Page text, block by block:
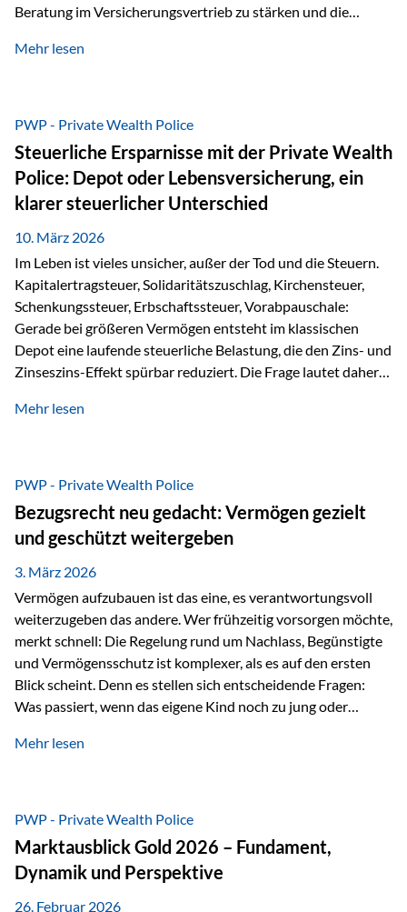
Beratung im Versicherungsvertrieb zu stärken und die
Personen transparent zu dokumentieren. Seit der
Stunden pro Jahr für vertrieblich tätige Personen in der
Versicherungsbranche. Über die Weiterbildungsdatenbank
von „gut beraten“ können absolvierte Bildungsmaßnahmen
zentral erfasst und dokumentiert werden. „gut beraten“
zertifiziert Als zertifizierter Bildungsanbieter können unsere
Webinare nun für die…
Mehr lesen
PWP - Private Wealth Police
Steuerliche Ersparnisse mit der Private Wealth
Police: Depot oder Lebensversicherung, ein
klarer steuerlicher Unterschied
10. März 2026
Im Leben ist vieles unsicher, außer der Tod und die Steuern.
Kapitalertragsteuer, Solidaritätszuschlag, Kirchensteuer,
Schenkungssteuer, Erbschaftssteuer, Vorabpauschale:
Gerade bei größeren Vermögen entsteht im klassischen
Depot eine laufende steuerliche Belastung, die den Zins- und
Zinseszins-Effekt spürbar reduziert. Die Frage lautet daher:
nicht laufend Kapital entziehen – sondern möglichst lange im
Privatdepot fallen an: Abgeltungssteuer Fondsbesteuerung
(Vorabpauschale, Teilfreistellung) Kein steuerlicher Abzug
der Vermögensverwaltungs-Gebühren /
Depotbankgebühren Jährliches Steuerreporting erforderlich
Zinsen, Dividenden und Kursgewinne werden laufend
besteuert.
Mehr lesen
PWP - Private Wealth Police
Bezugsrecht neu gedacht: Vermögen gezielt
und geschützt weitergeben
3. März 2026
Vermögen aufzubauen ist das eine, es verantwortungsvoll
weiterzugeben das andere. Wer frühzeitig vorsorgen möchte,
merkt schnell: Die Regelung rund um Nachlass, Begünstigte
und Vermögensschutz ist komplexer, als es auf den ersten
Blick scheint. Denn es stellen sich entscheidende Fragen:
Was passiert, wenn das eigene Kind noch zu jung oder
verwalten? Wie kann verhindert werden, dass Ex-Partner,
unbürokratisch übertragen, ohne ausschließlich auf ein
Testament angewiesen zu sein? Wenn klassische Lösungen
nicht ausreichen Traditionelle Nachlassregelungen stoßen
oft…
Mehr lesen
PWP - Private Wealth Police
Marktausblick Gold 2026 – Fundament,
Dynamik und Perspektive
26. Februar 2026